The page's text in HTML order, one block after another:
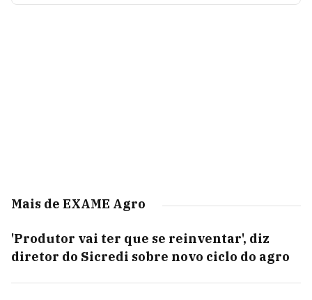
Mais de EXAME Agro
'Produtor vai ter que se reinventar', diz
diretor do Sicredi sobre novo ciclo do agro